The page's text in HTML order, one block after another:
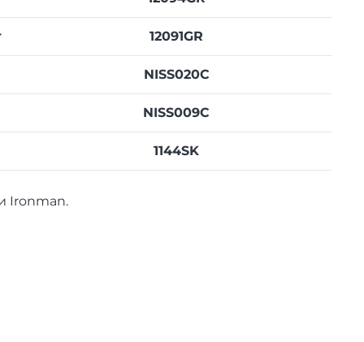
12091GR
NISS020C
NISS009C
1144SK
Ironman.